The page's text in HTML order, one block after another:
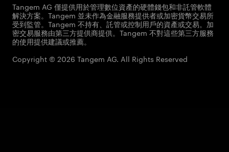
Tangem AG 僅提供用於管理數位資產的硬體錢包和非託管軟體
解決方案。Tangem 並未作為金融服務提供者或加密貨幣交易所
受到監管。Tangem 不持有、託管或控制用戶的資產或交易。加
密交易服務由第三方提供商提供。Tangem 不對這些第三方服務
的使用提供建議或推薦。